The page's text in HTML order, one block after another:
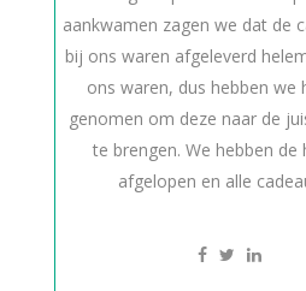
aankwamen zagen we dat de
bij ons waren afgeleverd
ons waren, dus hebben we
genomen om deze naar de
te brengen. We hebben de
afgelopen en alle